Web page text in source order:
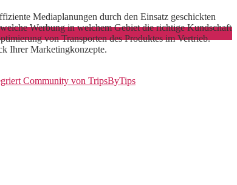
Mediaplanungen durch den Einsatz geschickten
Werbung in welchem Gebiet die richtige Kundschaft
von Transporten des Produktes im Vertrieb.
Ihrer Marketingkonzepte.
Community von TripsByTips